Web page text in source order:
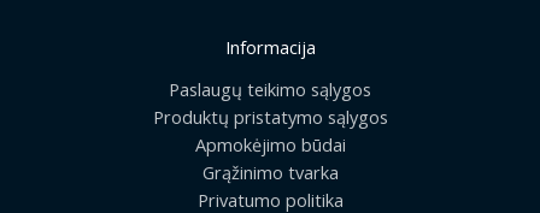
Informacija
Paslaugų teikimo sąlygos
Produktų pristatymo sąlygos
Apmokėjimo būdai
Grąžinimo tvarka
Privatumo politika